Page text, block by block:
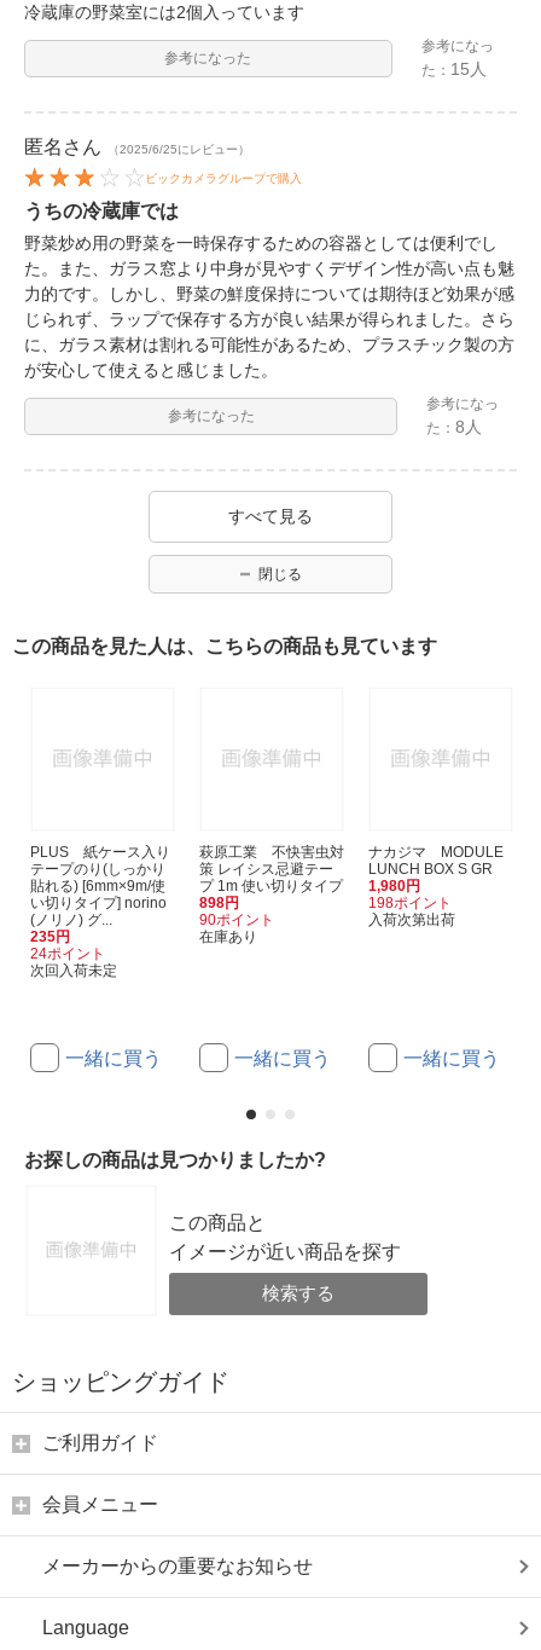
冷蔵庫の野菜室には2個入っています
参考になった
参考になっ
た： 15人
匿名 さん （2025/6/25にレビュー）
ビックカメラグループで購入
うちの冷蔵庫では
野菜炒め用の野菜を一時保存するための容器としては便利でし
た。また、ガラス窓より中身が見やすくデザイン性が高い点も魅
力的です。しかし、野菜の鮮度保持については期待ほど効果が感
じられず、ラップで保存する方が良い結果が得られました。さら
に、ガラス素材は割れる可能性があるため、プラスチック製の方
が安心して使えると感じました。
参考になった
参考になっ
た：8人
すべて見る
閉じる
この商品を見た人は、こちらの商品も見ています
PLUS 紙ケース入り
テープのり(しっかり
貼れる) [6mm×9m/使
い切りタイプ] norino
(ノリノ) グ...
235円
24ポイント
次回入荷未定
一緒に買う
萩原工業 不快害虫対
策 レイシス忌避テー
プ 1m 使い切りタイプ
898円
90ポイント
在庫あり
一緒に買う
ナカジマ MODULE
LUNCH BOX S GR
1,980円
198ポイント
入荷次第出荷
一緒に買う
お探しの商品は見つかりましたか?
この商品と
イメージが近い商品を探す
検索する
ショッピングガイド
ご利用ガイド
会員メニュー
メーカーからの重要なお知らせ
Language